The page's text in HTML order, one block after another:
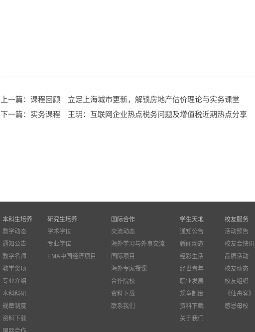
上一篇：课程回顾｜立足上海城市更新，解锁房地产估价理论与实务课堂
下一篇：实务课程｜王玥：互联网企业热点税务问题及增值税近期热点分享
本科生培养
教学动态
通知公告
教学名师
教学奖项
专业介绍
本科科研
规章制度
资料下载
研究生培养
学术学位
专业学位
EMA中国经济项目
国际合作
交流动态
海外学习与外事交流
国际项目
海外专家授课
合作院校
资料下载
联系我们
学生天地
通知公告
新闻动态
经彩生活
经世青年
职业发展
规章制度
资料下载
关于我们
校友服务
活动预告
校友会快讯
品牌活动
校友动态
校友组织
《仙舟客》
感恩母校